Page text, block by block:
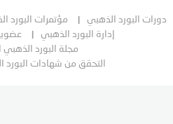
دورات البورد الذهبي مؤتمرات البورد
إدارة البورد الذهبي
مجلة البورد الذهبي
التحقق من شهادات البورد